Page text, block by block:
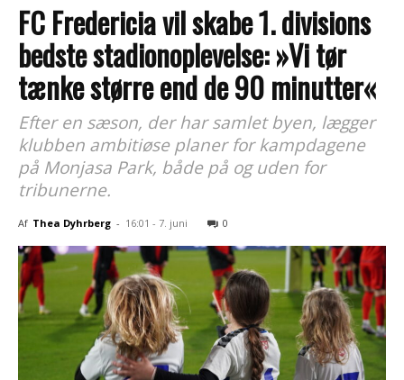
FC Fredericia vil skabe 1. divisions
bedste stadionoplevelse: »Vi tør
tænke større end de 90 minutter«
Efter en sæson, der har samlet byen, lægger
klubben ambitiøse planer for kampdagene
på Monjasa Park, både på og uden for
tribunerne.
Af Thea Dyhrberg - 16:01 - 7. juni 0